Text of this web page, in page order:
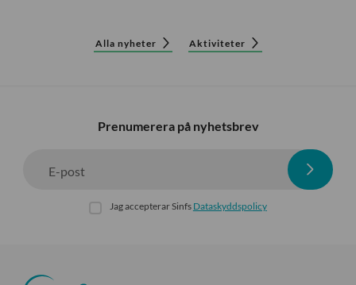
Alla nyheter Aktiviteter
Prenumerera på nyhetsbrev
E-post
Jag accepterar Sinfs Dataskyddspolicy